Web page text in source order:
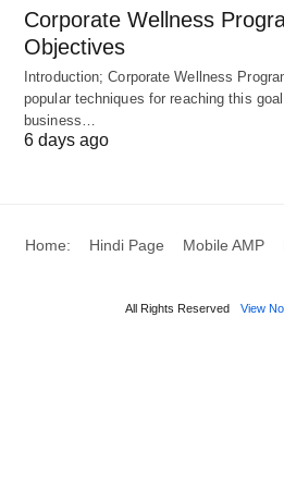
Corporate Wellness
Objectives
Introduction; Corporate Wellness
popular techniques for reaching this
business…
6 days ago
Home: Hindi Page Mobile AMP
All Rights Reserved View